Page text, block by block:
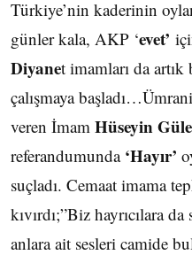
Türkiye’nin kaderinin
günler kala, AKP ‘evet’
Diyanet imamları da artık
çalışmaya
veren İmam Hüseyin
referandumunda ‘Hayır’
suçladı. Cemaat imama
kıvırdı;”Biz hayrıcılara
anlara ait sesleri camide